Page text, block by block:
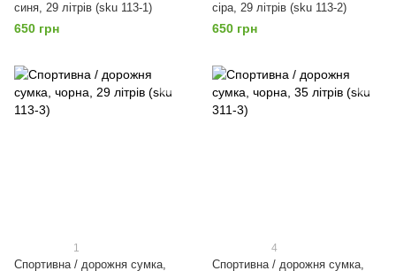
синя, 29 літрів (sku 113-1)
650 грн
сіра, 29 літрів (sku 113-2)
650 грн
1
Спортивна / дорожня сумка,
4
Спортивна / дорожня сумка,